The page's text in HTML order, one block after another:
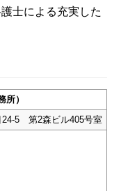
士による充実した
）
24-5 第2森ビル405号室